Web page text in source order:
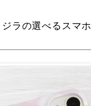
ラの選べるスマ